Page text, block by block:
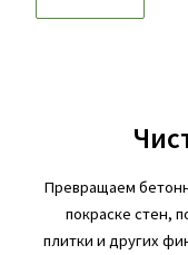
Превращаем
покраске стен,
плитки и других